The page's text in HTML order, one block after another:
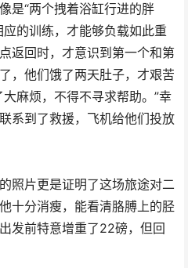
是“两个拽着浴缸行进的胖
的训练，才能够负载如此重
返回时，才意识到第一个和第
，他们饿了两天肚子，才艰苦
麻烦，不得不寻求帮助。”幸
系到了救援，飞机给他们投放
照片更是证明了这场旅途对二
十分消瘦，能看清胳膊上的胫
发前特意增重了22磅，但回